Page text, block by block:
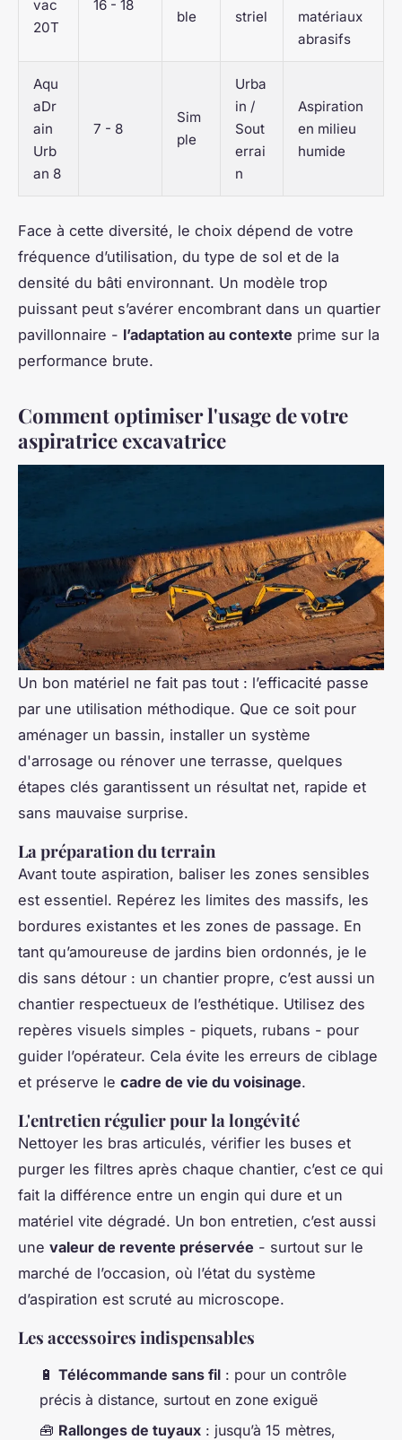
vac
20T
16 - 18
ble
striel
matériaux
abrasifs
Aqu
aDr
ain
Urb
an 8
7 - 8
Sim
ple
Urba
in /
Sout
errai
n
Aspiration
en milieu
humide
Face à cette diversité, le choix dépend de votre
fréquence d’utilisation, du type de sol et de la
densité du bâti environnant. Un modèle trop
puissant peut s’avérer encombrant dans un quartier
pavillonnaire - l’adaptation au contexte prime sur la
performance brute.
Comment optimiser l'usage de votre
aspiratrice excavatrice
Un bon matériel ne fait pas tout : l’efficacité passe
par une utilisation méthodique. Que ce soit pour
aménager un bassin, installer un système
d'arrosage ou rénover une terrasse, quelques
étapes clés garantissent un résultat net, rapide et
sans mauvaise surprise.
La préparation du terrain
Avant toute aspiration, baliser les zones sensibles
est essentiel. Repérez les limites des massifs, les
bordures existantes et les zones de passage. En
tant qu’amoureuse de jardins bien ordonnés, je le
dis sans détour : un chantier propre, c’est aussi un
chantier respectueux de l’esthétique. Utilisez des
repères visuels simples - piquets, rubans - pour
guider l’opérateur. Cela évite les erreurs de ciblage
et préserve le cadre de vie du voisinage.
L'entretien régulier pour la longévité
Nettoyer les bras articulés, vérifier les buses et
purger les filtres après chaque chantier, c’est ce qui
fait la différence entre un engin qui dure et un
matériel vite dégradé. Un bon entretien, c’est aussi
une valeur de revente préservée - surtout sur le
marché de l’occasion, où l’état du système
d’aspiration est scruté au microscope.
Les accessoires indispensables
🔋 Télécommande sans fil : pour un contrôle
précis à distance, surtout en zone exiguë
🧰 Rallonges de tuyaux : jusqu’à 15 mètres,